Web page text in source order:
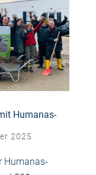
Humanas-
2025
Humanas-